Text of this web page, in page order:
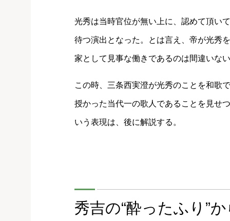
光秀は当時官位が無い上に、認めて頂い
待つ演出となった。とは言え、帝が光秀
家として見事な働きであるのは間違いな
この時、三条西実澄が光秀のことを和歌
授かった当代一の歌人であることを見せ
いう表現は、後に解説する。
秀吉の“酔ったふり”